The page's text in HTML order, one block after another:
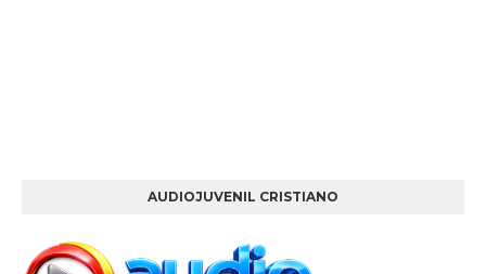
AUDIOJUVENIL CRISTIANO